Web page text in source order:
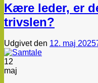
Kære leder, er
trivslen?
Udgivet den 12. maj 2025
12
maj